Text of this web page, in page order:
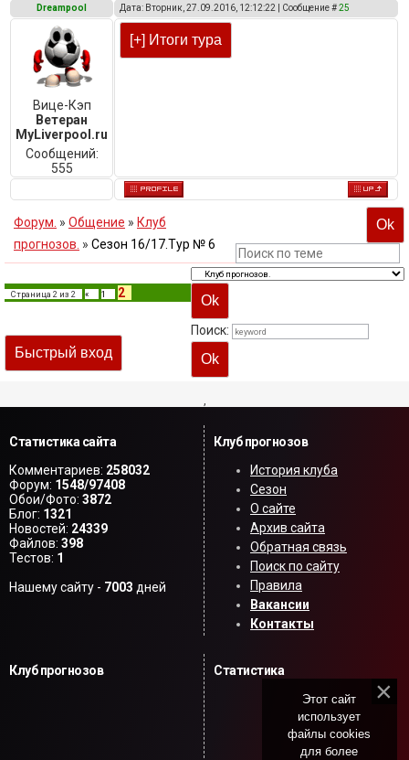
Dreampool Дата: Вторник, 27.09.2016, 12:12:22 | Сообщение #25
Вице-Кэп
Ветеран
MyLiverpool.ru
Сообщений:
555
Форум. » Общение » Клуб
прогнозов. » Сезон 16/17.Тур № 6
Страница 2 из 2 « 1 2
Поиск:
,
Статистика сайта
Комментариев: 258032
Форум: 1548/97408
Обои/Фото: 3872
Блог: 1321
Новостей: 24339
Файлов: 398
Тестов: 1
Нашему сайту - 7003 дней
Клуб прогнозов
История клуба
Сезон
О сайте
Архив сайта
Обратная связь
Поиск по сайту
Правила
Вакансии
Контакты
Клуб прогнозов Статистика
Этот сайт
использует
файлы cookies
для более